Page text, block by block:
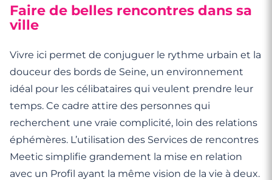
Faire de belles rencontres dans sa
ville
Vivre ici permet de conjuguer le rythme urbain et la
douceur des bords de Seine, un environnement
idéal pour les célibataires qui veulent prendre leur
temps. Ce cadre attire des personnes qui
recherchent une vraie complicité, loin des relations
éphémères. L’utilisation des Services de rencontres
Meetic simplifie grandement la mise en relation
avec un Profil ayant la même vision de la vie à deux.